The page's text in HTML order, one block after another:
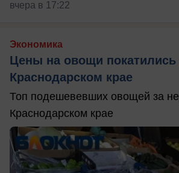
вчера в 17:22
Экономика
Цены на овощи покатились
Краснодарском крае
Топ подешевевших овощей за
Краснодарском крае